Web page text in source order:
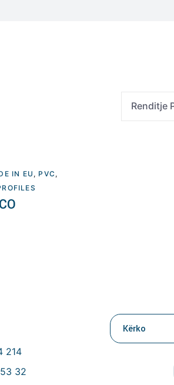
Renditje
tepër
IN EU, PVC ,
214
32
Kerko
per: